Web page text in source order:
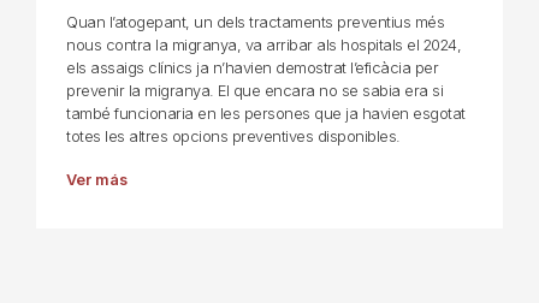
Quan l’atogepant, un dels tractaments preventius més
nous contra la migranya, va arribar als hospitals el 2024,
els assaigs clínics ja n’havien demostrat l’eficàcia per
prevenir la migranya. El que encara no se sabia era si
també funcionaria en les persones que ja havien esgotat
totes les altres opcions preventives disponibles.
Ver más